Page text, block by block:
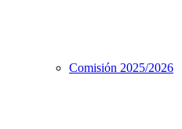
Comisión 2025/2026